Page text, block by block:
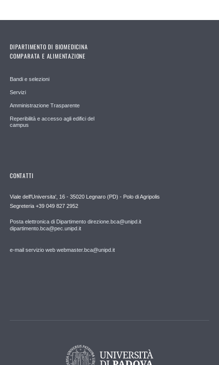
DIPARTIMENTO DI BIOMEDICINA
COMPARATA E ALIMENTAZIONE
Bandi e selezioni
Servizi
Amministrazione Trasparente
Reperibilità e accesso agli edifici del
campus
CONTATTI
Viale dell'Universita', 16 - 35020 Legnaro (PD) - Polo di Agripolis
Segreteria +39 049 827 2952
Posta elettronica di Dipartimento direzione.bca@unipd.it
dipartimento.bca@pec.unipd.it
e-mail servizio web webmaster.bca@unipd.it